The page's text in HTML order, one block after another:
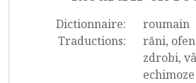
Dictionnaire:
roumain
Traductions:
răni,
zdrobi,
echimoze